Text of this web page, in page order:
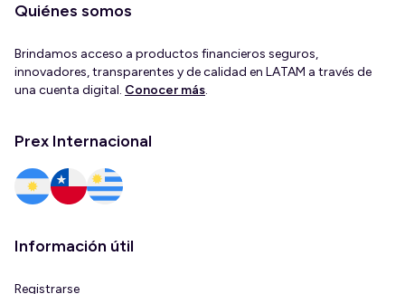
Quiénes somos
Brindamos acceso a productos financieros seguros,
innovadores, transparentes y de calidad en LATAM a través de
una cuenta digital. Conocer más.
Prex Internacional
Información útil
Registrarse